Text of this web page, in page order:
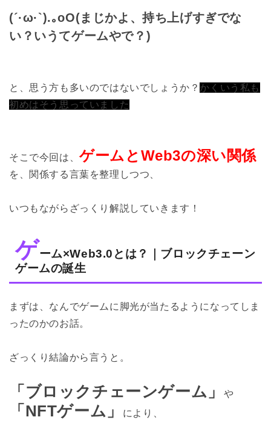
(´·ω·`).｡oO(まじかよ、持ち上げすぎでな
い？いうてゲームやで？)
と、思う方も多いのではないでしょうか？ かくいう私も
初めはそう思っていました
そこで今回は、ゲームとWeb3の深い関係
を、関係する言葉を整理しつつ、
いつもながらざっくり解説していきます！
ゲーム×Web3.0とは？｜ブロックチェーン
ゲームの誕生
まずは、なんでゲームに脚光が当たるようになってしま
ったのかのお話。
ざっくり結論から言うと。
「ブロックチェーンゲーム」 や
「NFTゲーム」 により、